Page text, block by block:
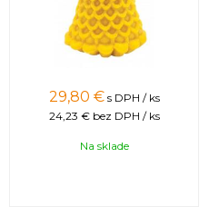
29,80 € s DPH / ks
24,23 € bez DPH / ks
Na sklade